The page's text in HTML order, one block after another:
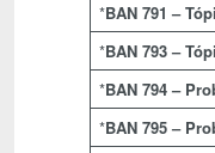
*BAN 791 –
*BAN 793 –
*BAN 794 –
*BAN 795 –